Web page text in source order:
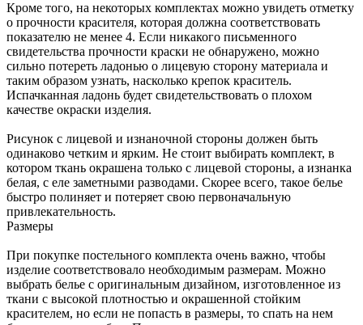
Кроме того, на некоторых комплектах можно увидеть отметку
о прочности красителя, которая должна соответствовать
показателю не менее 4. Если никакого письменного
свидетельства прочности краски не обнаружено, можно
сильно потереть ладонью о лицевую сторону материала и
таким образом узнать, насколько крепок краситель.
Испачканная ладонь будет свидетельствовать о плохом
качестве окраски изделия.
Рисунок с лицевой и изнаночной стороны должен быть
одинаково четким и ярким. Не стоит выбирать комплект, в
котором ткань окрашена только с лицевой стороны, а изнанка
белая, с еле заметными разводами. Скорее всего, такое белье
быстро полиняет и потеряет свою первоначальную
привлекательность.
Размеры
При покупке постельного комплекта очень важно, чтобы
изделие соответствовало необходимым размерам. Можно
выбрать белье с оригинальным дизайном, изготовленное из
ткани с высокой плотностью и окрашенной стойким
красителем, но если не попасть в размеры, то спать на нем